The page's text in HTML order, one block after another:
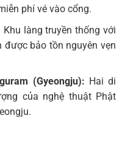
phí vé vào cổng.
Khu làng truyền thống với
bảo tồn nguyên vẹn
(Gyeongju): Hai di
của nghệ thuật Phật